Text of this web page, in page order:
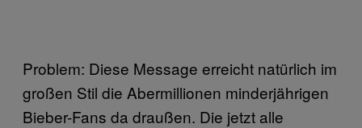
Problem: Diese Message erreicht natürlich im
großen Stil die Abermillionen minderjährigen
Bieber-Fans da draußen. Die jetzt alle